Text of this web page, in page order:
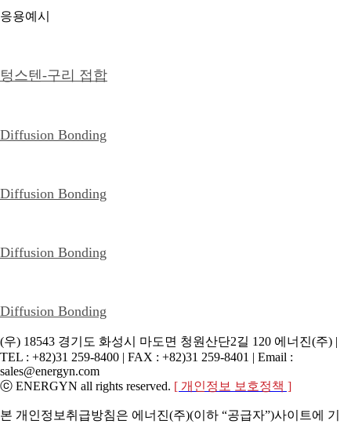
응용예시
텅스텐-구리 접합
Diffusion Bonding
Diffusion Bonding
Diffusion Bonding
Diffusion Bonding
(우) 18543 경기도 화성시 마도면 청원산단2길 120 에너진(주) |
TEL : +82)31 259-8400 | FAX : +82)31 259-8401 | Email :
sales@energyn.com
ⓒ ENERGYN all rights reserved. [ 개인정보 보호정책 ]
본 개인정보취급방침은 에너진(주)(이하 “공급자”)사이트에 기